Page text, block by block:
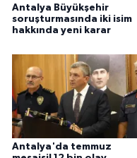
Antalya Büyükşehir
soruşturmasında iki isim
hakkında yeni karar
Antalya'da temmuz